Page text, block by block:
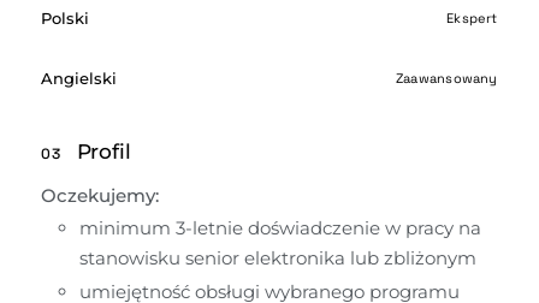
Polski Ekspert
Angielski Zaawansowany
03 Profil
Oczekujemy:
minimum 3-letnie doświadczenie w pracy na
stanowisku senior elektronika lub zbliżonym
umiejętność obsługi wybranego programu